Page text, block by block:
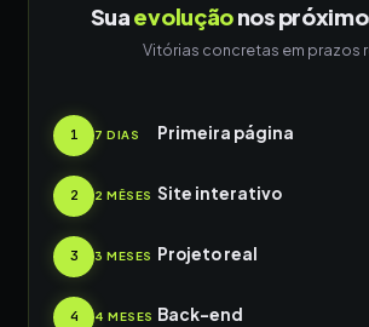
Suaevoluçãonos
Vitórias concretas em prazos
1 7 DIAS Primeira página
2 2 MÊSES Site interativo
3 3 MESES Projeto real
4 4 MESES Back-end